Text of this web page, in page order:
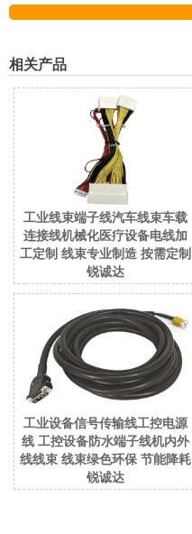
相关产品
工业线束端子线汽车线束车载
连接线机械化医疗设备电线加
工定制 线束专业制造 按需定制
锐诚达
工业设备信号传输线工控电源
线 工控设备防水端子线机内外
线线束 线束绿色环保 节能降耗
锐诚达